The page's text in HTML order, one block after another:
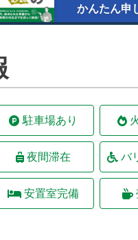
かんたん申
駐車場あり
夜間滞在 バ
安置室完備